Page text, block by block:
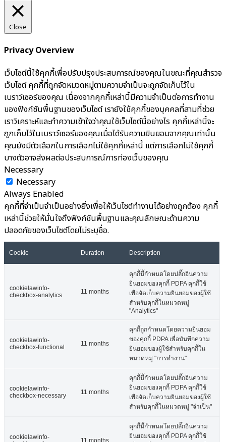
Close
Privacy Overview
เว็บไซต์นี้ใช้คุกกี้เพื่อปรับปรุงประสบการณ์ของคุณในขณะที่คุณสำรวจ
เว็บไซต์ คุกกี้ที่ถูกจัดหมวดหมู่ตามความจำเป็นจะถูกจัดเก็บไว้ใน
เบราว์เซอร์ของคุณ เนื่องจากคุกกี้เหล่านี้มีความจำเป็นต่อการทำงาน
ของฟังก์ชันพื้นฐานของเว็บไซต์ เรายังใช้คุกกี้ของบุคคลที่สามที่ช่วย
เราวิเคราะห์และทำความเข้าใจว่าคุณใช้เว็บไซต์นี้อย่างไร คุกกี้เหล่านี้จะ
ถูกเก็บไว้ในเบราว์เซอร์ของคุณเมื่อได้รับความยินยอมจากคุณเท่านั้น
คุณยังมีตัวเลือกในการเลือกไม่ใช้คุกกี้เหล่านี้ แต่การเลือกไม่ใช้คุกกี้
บางตัวอาจส่งผลต่อประสบการณ์การท่องเว็บของคุณ
Necessary
Necessary
Always Enabled
คุกกี้ที่จำเป็นจำเป็นอย่างยิ่งเพื่อให้เว็บไซต์ทำงานได้อย่างถูกต้อง คุกกี้
เหล่านี้ช่วยให้มั่นใจถึงฟังก์ชันพื้นฐานและคุณลักษณะด้านความ
ปลอดภัยของเว็บไซต์โดยไม่ระบุชื่อ.
Cookie Duration Description
cookielawinfo-
checkbox-analytics
11 months
คุกกี้นี้กำหนดโดยปลั๊กอินความ
ยินยอมของคุกกี้ PDPA คุกกี้ใช้
เพื่อจัดเก็บความยินยอมของผู้ใช้
สำหรับคุกกี้ในหมวดหมู่
"Analytics"
cookielawinfo-
checkbox-functional
11 months
คุกกี้ถูกกำหนดโดยความยินยอม
ของคุกกี้ PDPA เพื่อบันทึกความ
ยินยอมของผู้ใช้สำหรับคุกกี้ใน
หมวดหมู่ "การทำงาน"
cookielawinfo-
checkbox-necessary
11 months
คุกกี้นี้กำหนดโดยปลั๊กอินความ
ยินยอมของคุกกี้ PDPA คุกกี้ใช้
เพื่อจัดเก็บความยินยอมของผู้ใช้
สำหรับคุกกี้ในหมวดหมู่ "จำเป็น"
cookielawinfo-
คุกกี้นี้กำหนดโดยปลั๊กอินความ
ยินยอมของคุกกี้ PDPA คุกกี้ใช้